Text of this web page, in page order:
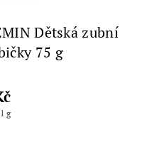
Dětská zubní
75 g
g